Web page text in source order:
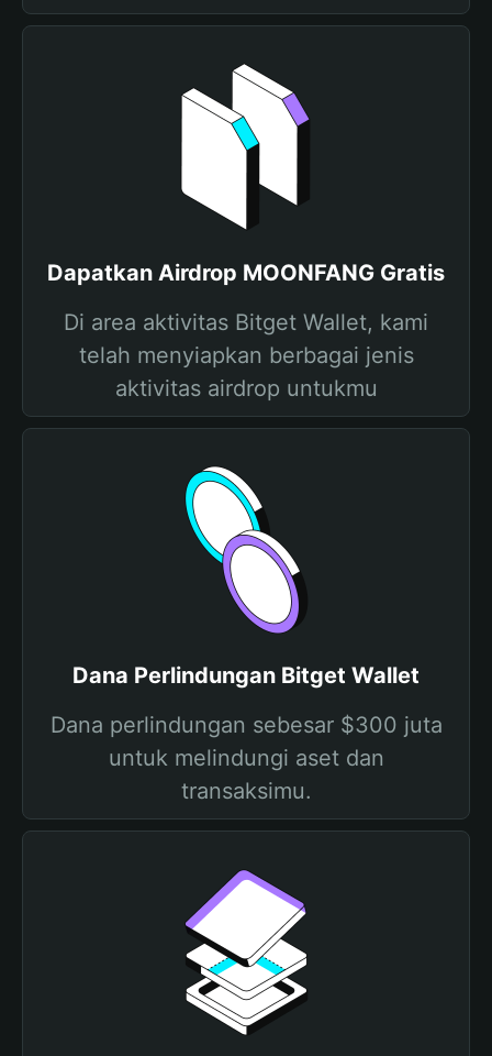
Dapatkan Airdrop MOONFANG Gratis
Di area aktivitas Bitget Wallet, kami
telah menyiapkan berbagai jenis
aktivitas airdrop untukmu
Dana Perlindungan Bitget Wallet
Dana perlindungan sebesar $300 juta
untuk melindungi aset dan
transaksimu.